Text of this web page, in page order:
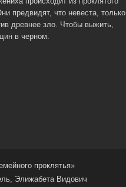
предвидят, что невеста, только
древнее зло. Чтобы выжить,
в черном.
проклятья»
Элижабета Видович